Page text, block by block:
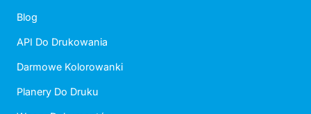
Blog
API Do Drukowania
Darmowe Kolorowanki
Planery Do Druku